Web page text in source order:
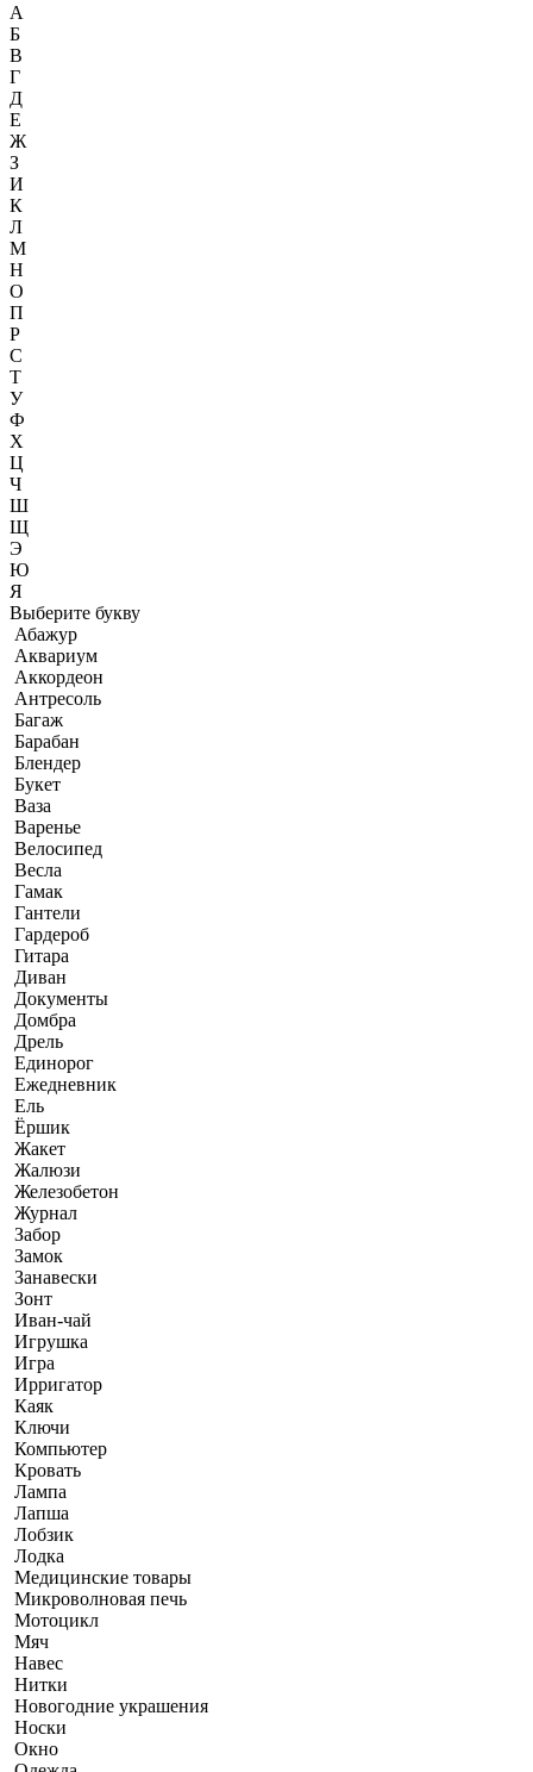
А
Б
В
Г
Д
Е
Ж
З
И
К
Л
М
Н
О
П
Р
С
Т
У
Ф
Х
Ц
Ч
Ш
Щ
Э
Ю
Я
Выберите букву
Абажур
Аквариум
Аккордеон
Антресоль
Багаж
Барабан
Блендер
Букет
Ваза
Варенье
Велосипед
Весла
Гамак
Гантели
Гардероб
Гитара
Диван
Документы
Домбра
Дрель
Единорог
Ежедневник
Ель
Ёршик
Жакет
Жалюзи
Железобетон
Журнал
Забор
Замок
Занавески
Зонт
Иван-чай
Игрушка
Игра
Ирригатор
Каяк
Ключи
Компьютер
Кровать
Лампа
Лапша
Лобзик
Лодка
Медицинские товары
Микроволновая печь
Мотоцикл
Мяч
Навес
Нитки
Новогодние украшения
Носки
Окно